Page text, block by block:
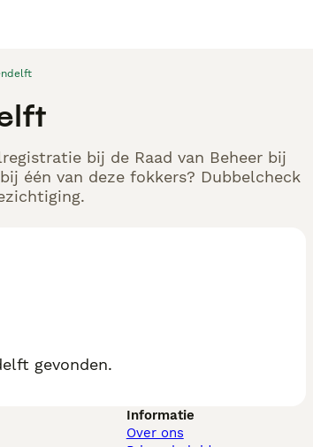
bij de Raad van Beheer bij
één van deze fokkers? Dubbelcheck
gevonden.
Informatie
Over ons